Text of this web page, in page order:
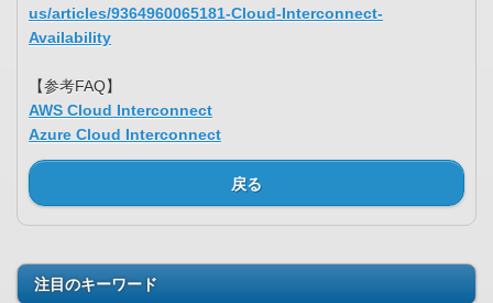
us/articles/9364960065181-Cloud-Interconnect-
Availability
【参考FAQ】
AWS Cloud Interconnect
Azure Cloud Interconnect
戻る
注目のキーワード